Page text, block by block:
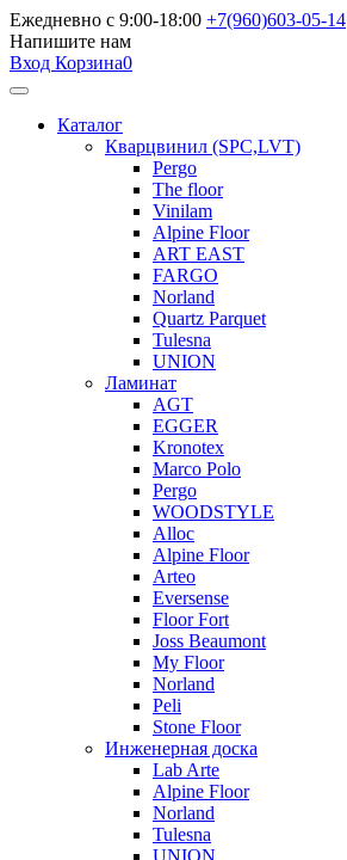
Ежедневно с 9:00-18:00 +7(960)603-05-14
Напишите нам
Вход Корзина0
Каталог
Кварцвинил (SPC,LVT)
Pergo
The floor
Vinilam
Alpine Floor
ART EAST
FARGO
Norland
Quartz Parquet
Tulesna
UNION
Ламинат
AGT
EGGER
Kronotex
Marco Polo
Pergo
WOODSTYLE
Alloc
Alpine Floor
Arteo
Eversense
Floor Fort
Joss Beaumont
My Floor
Norland
Peli
Stone Floor
Инженерная доска
Lab Arte
Alpine Floor
Norland
Tulesna
UNION